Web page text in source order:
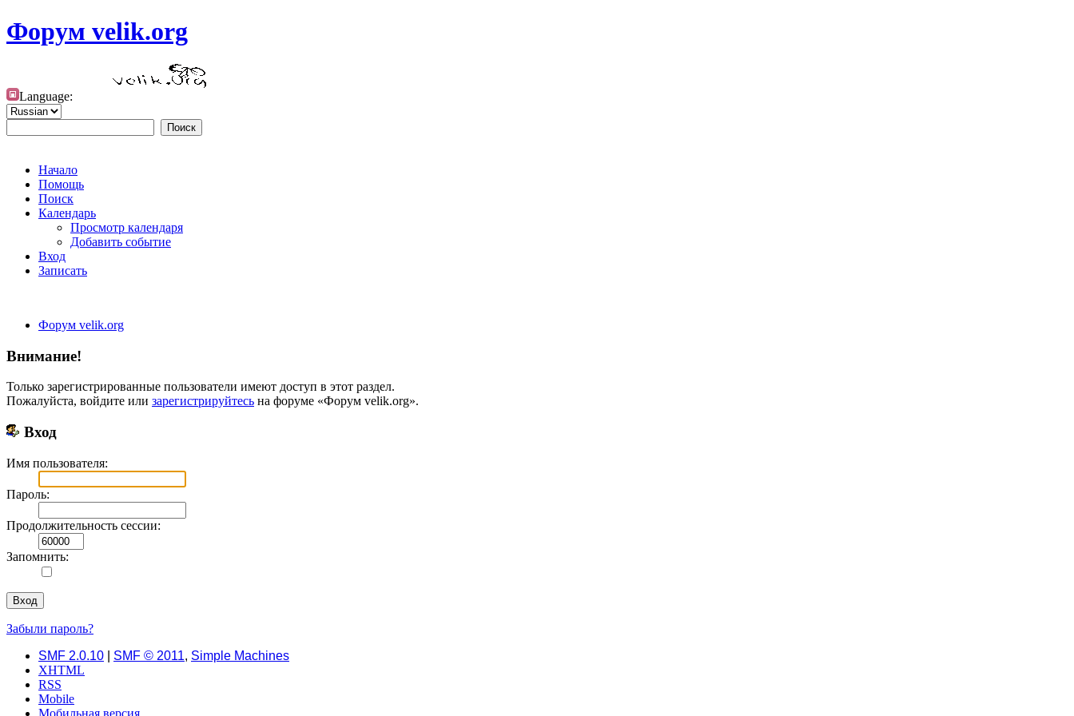
Форум velik.org
Language:
Начало
Помощь
Поиск
Календарь
Просмотр календаря
Добавить событие
Вход
Записать
Форум velik.org
Внимание!
Только зарегистрированные пользователи имеют доступ в этот раздел.
Пожалуйста, войдите или зарегистрируйтесь на форуме «Форум velik.org».
Вход
Имя пользователя:
Пароль:
Продолжительность сессии:
Запомнить:
Забыли пароль?
SMF 2.0.10
SMF © 2011, Simple Machines
XHTML
RSS
Mobile
Мобильная версия